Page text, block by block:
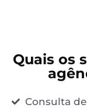
Quais os
Consulta